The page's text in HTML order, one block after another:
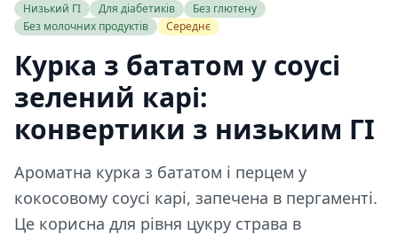
Низький ГІ Для діабетиків
Без глютену
Без молочних продуктів
Середнє
Курка з бататом у соусі
зелений карі:
конвертики з низьким ГІ
Ароматна курка з бататом і перцем у
кокосовому соусі карі, запечена в пергаменті.
Це корисна для рівня цукру страва в